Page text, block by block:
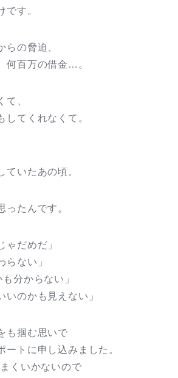
です。
らの脅迫、
何百万の借金…。
て、
してくれなくて。
ていたあの頃。
ったんです。
ゃだめだ」
らない」
分からない」
いのかも見えない」
も掴む思いで
ートに申し込みました。
くいかないので